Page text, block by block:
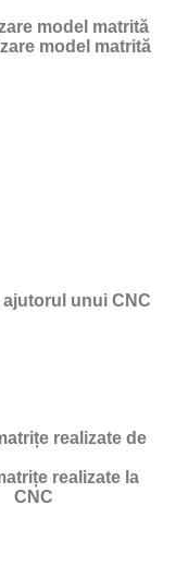
model matrită
unui CNC
realizate la
CNC